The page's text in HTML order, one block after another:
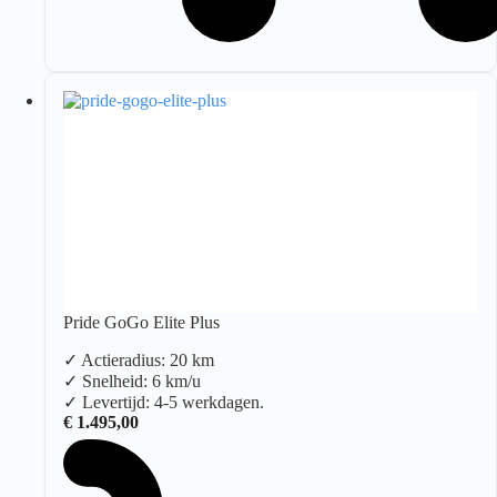
Pride GoGo Elite Plus
✓ Actieradius: 20 km
✓ Snelheid: 6 km/u
✓ Levertijd: 4-5 werkdagen.
€ 1.495,00